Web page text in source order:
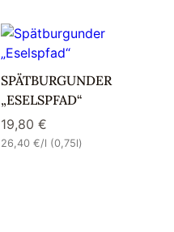
SPÄTBURGUNDER
„ESELSPFAD“
19,80 €
26,40 €/l (0,75l)